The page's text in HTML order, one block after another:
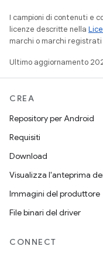
I campioni di contenuti e
licenze descritte nella
marchi o marchi
Ultimo aggiornamento
CREA
Repository per Android
Requisiti
Download
Visualizza l'anteprima
Immagini del produttore
File binari del driver
CONNECT